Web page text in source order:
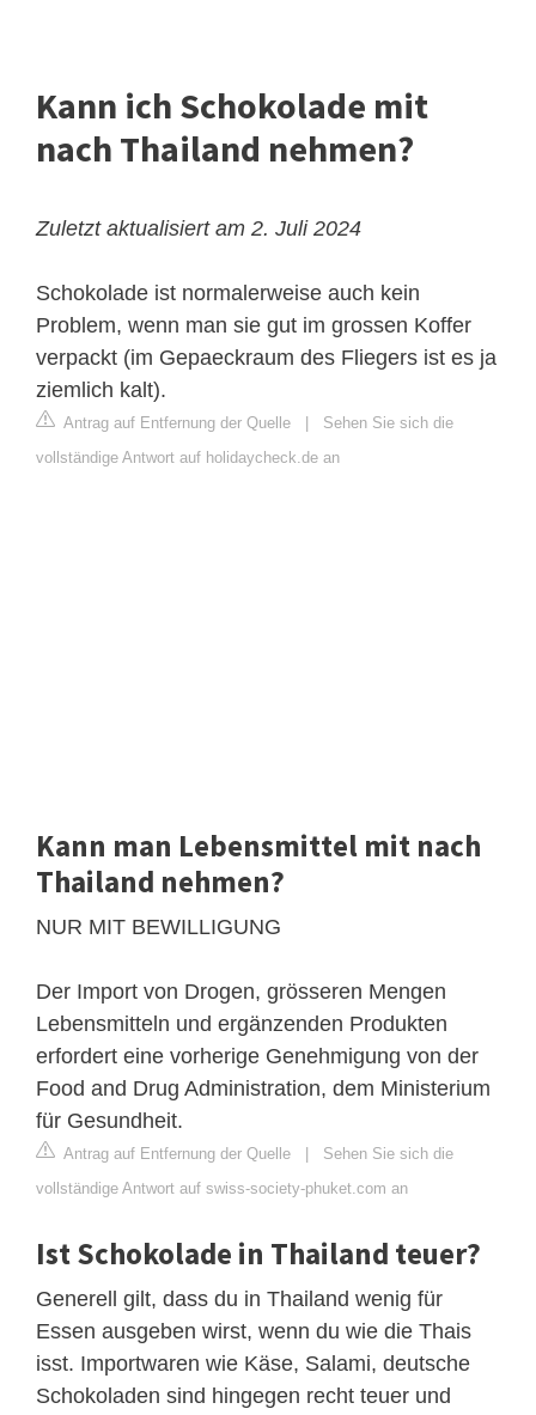
Kann ich Schokolade mit
nach Thailand nehmen?
Zuletzt aktualisiert am 2. Juli 2024
Schokolade ist normalerweise auch kein
Problem, wenn man sie gut im grossen Koffer
verpackt (im Gepaeckraum des Fliegers ist es ja
ziemlich kalt).
Antrag auf Entfernung der Quelle
Sehen Sie sich die
vollständige Antwort auf holidaycheck.de an
Kann man Lebensmittel mit nach
Thailand nehmen?
NUR MIT BEWILLIGUNG
Der Import von Drogen, grösseren Mengen
Lebensmitteln und ergänzenden Produkten
erfordert eine vorherige Genehmigung von der
Food and Drug Administration, dem Ministerium
für Gesundheit.
Antrag auf Entfernung der Quelle
Sehen Sie sich die
vollständige Antwort auf swiss-society-phuket.com an
Ist Schokolade in Thailand teuer?
Generell gilt, dass du in Thailand wenig für
Essen ausgeben wirst, wenn du wie die Thais
isst. Importwaren wie Käse, Salami, deutsche
Schokoladen sind hingegen recht teuer und